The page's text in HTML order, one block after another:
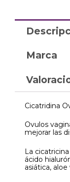
Marca
Cicatridina
Ovulos
mejorar las
La
ácido
asiática,